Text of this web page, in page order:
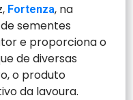
Fortenza, na
sementes
e proporciona o
de diversas
o produto
da lavoura.